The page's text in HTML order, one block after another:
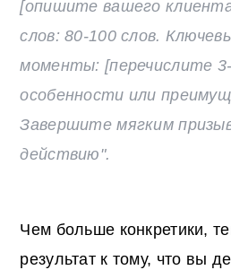
[опишите вашего
слов: 80-100 слов.
моменты: [перечислите
особенности или
Завершите мягким
действию".
Чем больше конкретики,
результат к тому, что вы